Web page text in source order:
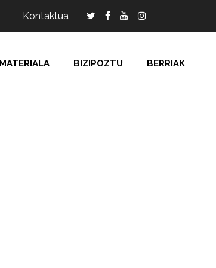
Kontaktua
MATERIALA BIZIPOZTU BERRIAK